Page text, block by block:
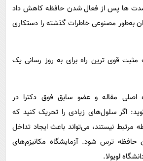
ها پس از فعال شدن حافظه کاهش داد
به‌طور مصنوعی خاطرات گذشته را دستکاری
قوی ترین راه برای به روز رسانی یک
اصلی مقاله و عضو سابق فوق دکترا در
اگر سلول‌های زیادی را تحریک کنید که
مرتبط نیستند، می‌تواند باعث ایجاد تداخل
حافظه ترس شود. آزمایشگاه مکانیزم‌های
لویولا.